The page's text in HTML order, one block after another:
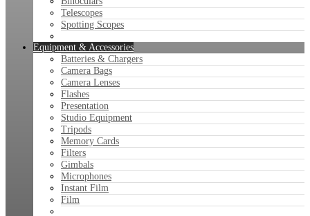
Telescopes
Spotting Scopes
Equipment & Accessories
Batteries & Chargers
Camera Bags
Camera Lenses
Flashes
Presentation
Studio Equipment
Tripods
Memory Cards
Filters
Gimbals
Microphones
Instant Film
Film